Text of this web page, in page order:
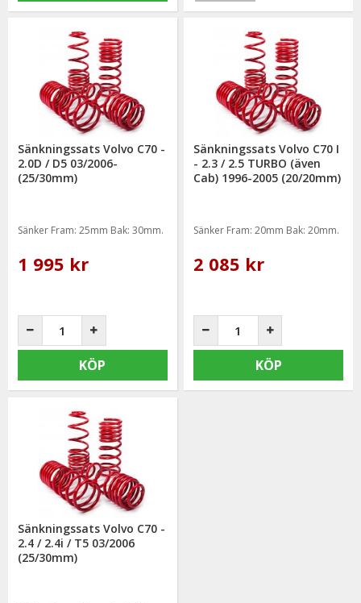
Sänkningssats Volvo C70 -
2.0D / D5 03/2006-
(25/30mm)
Sänker Fram: 25mm Bak: 30mm.
1 995 kr
KÖP
Sänkningssats Volvo C70 I
- 2.3 / 2.5 TURBO (även
Cab) 1996-2005 (20/20mm)
Sänker Fram: 20mm Bak: 20mm.
2 085 kr
KÖP
Sänkningssats Volvo C70 -
2.4 / 2.4i / T5 03/2006
(25/30mm)